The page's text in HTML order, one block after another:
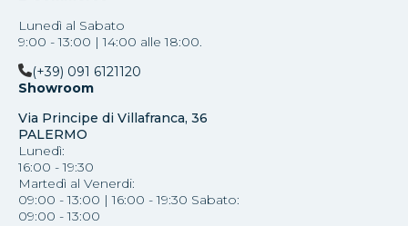
Lunedì al Sabato
9:00 - 13:00 | 14:00 alle 18:00.
(+39) 091 6121120
Showroom
Via Principe di Villafranca, 36
PALERMO
Lunedì:
16:00 - 19:30
Martedì al Venerdi:
09:00 - 13:00 | 16:00 - 19:30 Sabato:
09:00 - 13:00